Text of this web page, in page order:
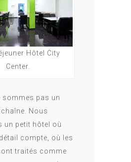
Hôtel City
Center.
sommes pas un
Nous
un petit hôtel où
compte, où les
traités comme